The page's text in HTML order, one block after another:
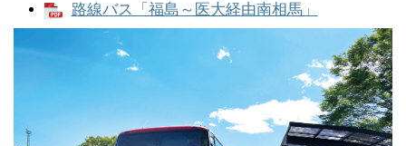
路線バス「福島～医大経由南相馬」